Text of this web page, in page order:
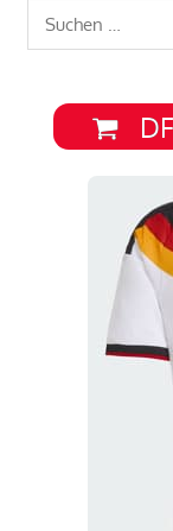
Suchen
nach: